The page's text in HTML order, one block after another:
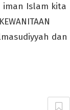
Islam kita
dan